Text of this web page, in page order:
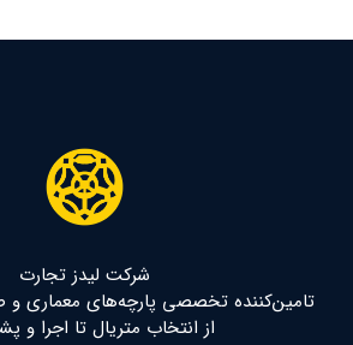
شرکت لیدز تجارت
تامین‌کننده تخصصی پارچه‌های معماری و
از انتخاب متریال تا اجرا و